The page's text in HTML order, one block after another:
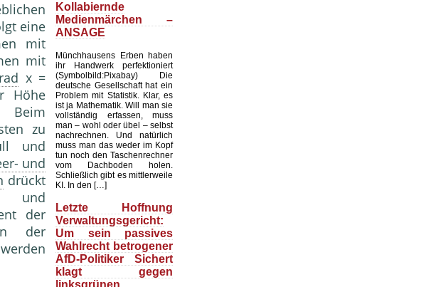
eine
mit
mit
x =
Höhe
zu
und
und
drückt
und
der
der
Kollabiernde
Medienmärchen –
ANSAGE
Münchhausens Erben haben
ihr Handwerk perfektioniert
(Symbolbild:Pixabay) Die
deutsche Gesellschaft hat ein
Problem mit Statistik. Klar, es
ist ja Mathematik. Will man sie
vollständig erfassen, muss
man – wohl oder übel – selbst
nachrechnen. Und natürlich
muss man das weder im Kopf
tun noch den Taschenrechner
vom Dachboden holen.
Schließlich gibt es mittlerweile
KI. In den […]
Letzte Hoffnung
Verwaltungsgericht:
Um sein passives
Wahlrecht betrogener
AfD-Politiker Sichert
klagt gegen
linksgrünen